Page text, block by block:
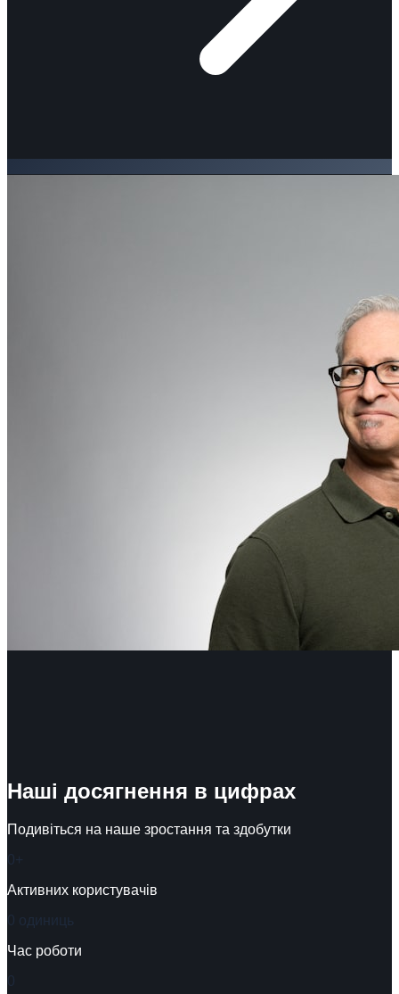
Наші досягнення в цифрах
Подивіться на наше зростання та здобутки
0+
Активних користувачів
0 одиниць
Час роботи
0